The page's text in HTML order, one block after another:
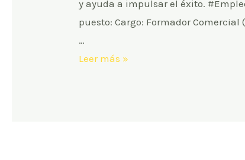
y ayuda a impulsar el éxito.
puesto: Cargo: Formador
…
Entrenador
Leer más »